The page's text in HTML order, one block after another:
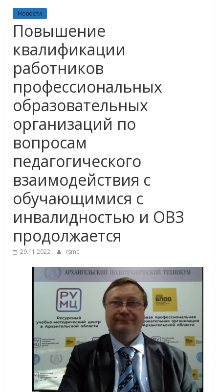
Новости
Повышение
квалификации
работников
профессиональных
образовательных
организаций по
вопросам
педагогического
взаимодействия с
обучающимися с
инвалидностью и ОВЗ
продолжается
29.11.2022 rsmc